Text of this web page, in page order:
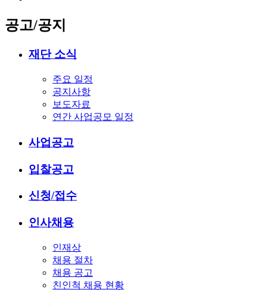
공고/공지
재단 소식
주요 일정
공지사항
보도자료
연간 사업공모 일정
사업공고
입찰공고
신청/접수
인사채용
인재상
채용 절차
채용 공고
친인척 채용 현황